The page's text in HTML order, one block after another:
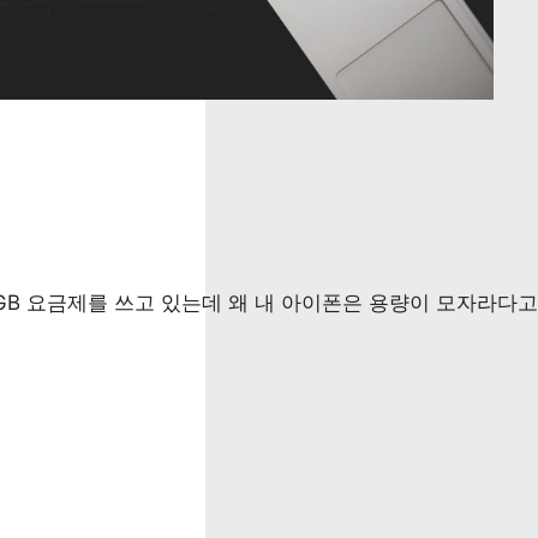
요금제를 쓰고 있는데 왜 내 아이폰은 용량이 모자라